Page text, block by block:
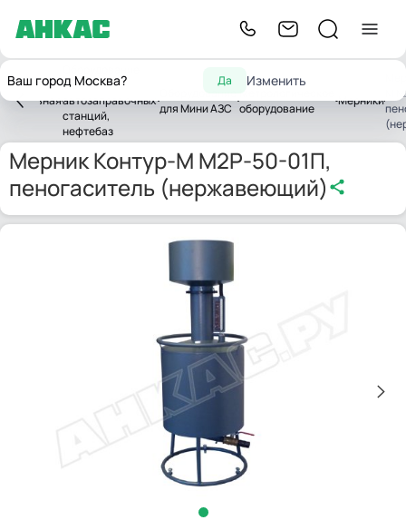
Ваш город Москва? Да Изменить
Главная
для
автозаправочных
станций,
нефтебаз
для Мини АЗС оборудование
Мерники М
Мерник Контур-М М2Р-50-01П,
пеногаситель (нержавеющий)